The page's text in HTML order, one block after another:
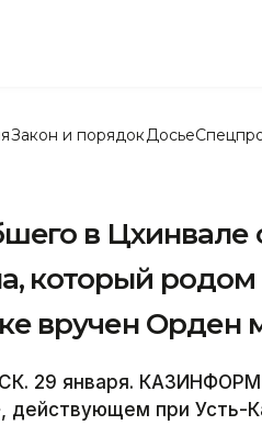
Закон и порядок Досье
в
который родом
вручен Орден
29 января.
действующем при Усть-